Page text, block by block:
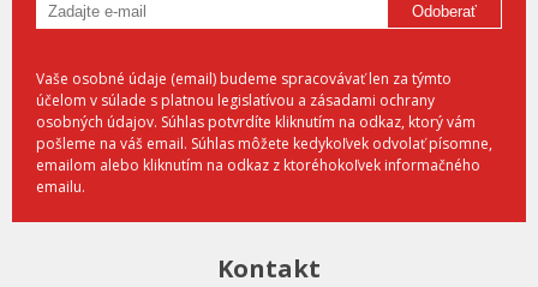
Odoberať
Vaše osobné údaje (email) budeme spracovávať len za týmto
účelom v súlade s platnou legislatívou a zásadami ochrany
osobných údajov. Súhlas potvrdíte kliknutím na odkaz, ktorý vám
pošleme na váš email. Súhlas môžete kedykoľvek odvolať písomne,
emailom alebo kliknutím na odkaz z ktoréhokoľvek informačného
emailu.
Kontakt